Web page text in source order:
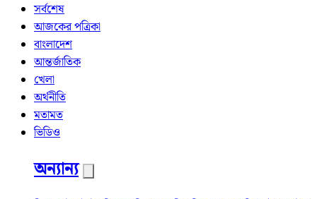
সর্বশেষ
আজকের পত্রিকা
বাংলাদেশ
আন্তর্জাতিক
খেলা
অর্থনীতি
মতামত
ভিডিও
অন্যান্য